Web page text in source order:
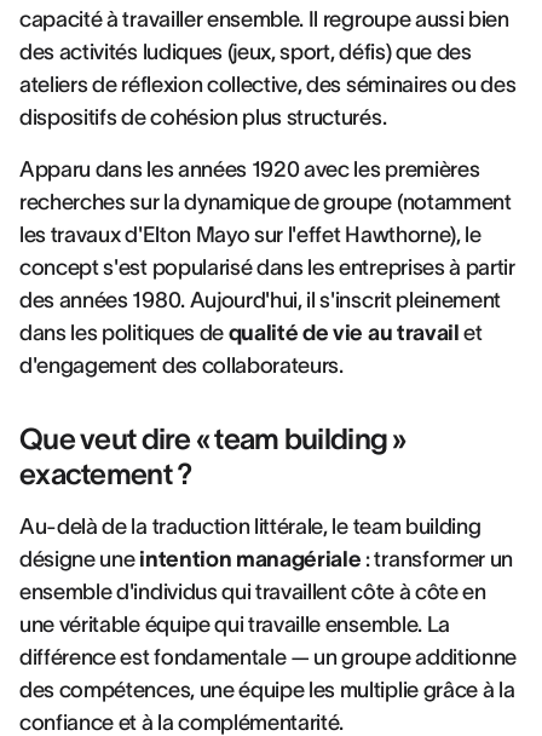
capacité à travailler ensemble. Il regroupe aussi bien
des activités ludiques (jeux, sport, défis) que des
ateliers de réflexion collective, des séminaires ou des
dispositifs de cohésion plus structurés.
Apparu dans les années 1920 avec les premières
recherches sur la dynamique de groupe (notamment
les travaux d'Elton Mayo sur l'effet Hawthorne), le
concept s'est popularisé dans les entreprises à partir
des années 1980. Aujourd'hui, il s'inscrit pleinement
dans les politiques de qualité de vie au travail et
d'engagement des collaborateurs.
Que veut dire « team building »
exactement ?
Au-delà de la traduction littérale, le team building
désigne une intention managériale : transformer un
ensemble d'individus qui travaillent côte à côte en
une véritable équipe qui travaille ensemble. La
différence est fondamentale — un groupe additionne
des compétences, une équipe les multiplie grâce à la
confiance et à la complémentarité.